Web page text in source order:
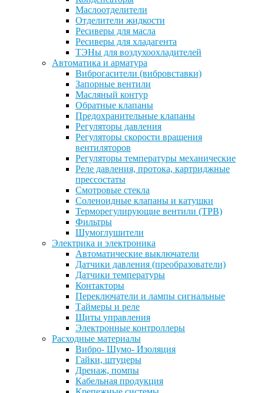
Маслоотделители
Отделители жидкости
Ресиверы для масла
Ресиверы для хладагента
ТЭНы для воздухоохладителей
Автоматика и арматура
Виброгасители (вибровставки)
Запорные вентили
Масляный контур
Обратные клапаны
Предохранительные клапаны
Регуляторы давления
Регуляторы скорости вращения
вентиляторов
Регуляторы температуры механические
Реле давления, протока, картриджные
прессостаты
Смотровые стекла
Соленоидные клапаны и катушки
Терморегулирующие вентили (ТРВ)
Фильтры
Шумоглушители
Электрика и электроника
Автоматические выключатели
Датчики давления (преобразователи)
Датчики температуры
Контакторы
Переключатели и лампы сигнальные
Таймеры и реле
Щиты управления
Электронные контроллеры
Расходные материалы
Вибро- Шумо- Изоляция
Гайки, штуцеры
Дренаж, помпы
Кабельная продукция